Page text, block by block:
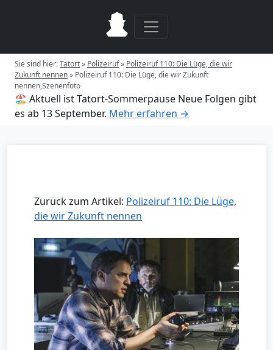
Sie sind hier:Tatort» Polizeiruf» Polizeiruf 110: Die Lüge, die wir
Zukunft nennen» Polizeiruf 110: Die Lüge, die wir Zukunft
nennen,Szenenfoto
🏖️ Aktuell ist Tatort-Sommerpause Neue Folgen gibt
es ab 13 September. Mehr erfahren →
Zurück zum Artikel: Polizeiruf 110: Die Lüge,
die wir Zukunft nennen